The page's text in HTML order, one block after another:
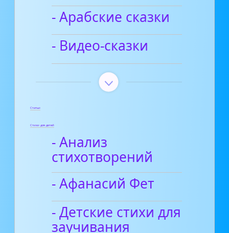
- Арабские сказки
- Видео-сказки
Статьи
Стихи для детей
- Анализ
стихотворений
- Афанасий Фет
- Детские стихи для
заучивания